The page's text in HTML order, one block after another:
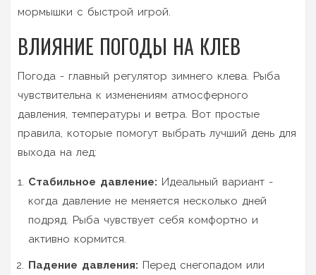
мормышки с быстрой игрой.
ВЛИЯНИЕ ПОГОДЫ НА КЛЕВ
Погода - главный регулятор зимнего клева. Рыба
чувствительна к изменениям атмосферного
давления, температуры и ветра. Вот простые
правила, которые помогут выбрать лучший день для
выхода на лед:
Стабильное давление: Идеальный вариант -
когда давление не меняется несколько дней
подряд. Рыба чувствует себя комфортно и
активно кормится.
Падение давления: Перед снегопадом или